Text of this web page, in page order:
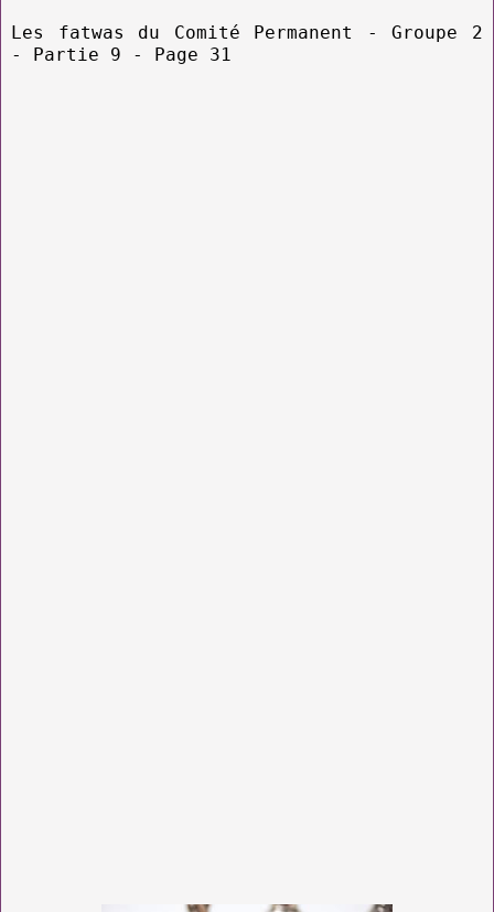
Les fatwas du Comité Permanent - Groupe 2
- Partie 9 - Page 31